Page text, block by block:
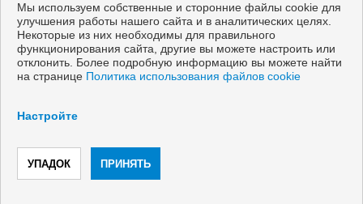
Квартиры и дома на продажу в Mijas
Copyright © 2026 Marina Blue Properties. |Официальное
Мы используем собственные и сторонние файлы cookie для
улучшения работы нашего сайта и в аналитических целях.
Некоторые из них необходимы для правильного
функционирования сайта, другие вы можете настроить или
отклонить. Более подробную информацию вы можете найти
на странице Политика использования файлов cookie
Настройте